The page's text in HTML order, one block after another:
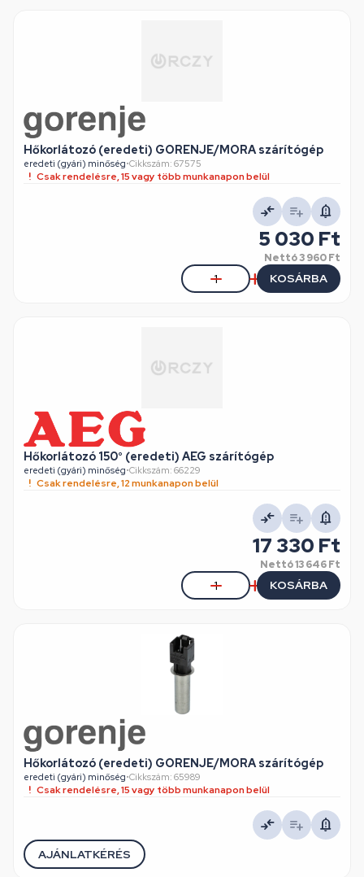
Hőkorlátozó (eredeti) GORENJE/MORA szárítógép
eredeti (gyári) minőség•Cikkszám: 67575
Csak rendelésre, 15 vagy több munkanapon belül
5 030 Ft
Nettó3 960 Ft
KOSÁRBA
Hőkorlátozó 150° (eredeti) AEG szárítógép
eredeti (gyári) minőség•Cikkszám: 66229
Csak rendelésre, 12 munkanapon belül
17 330 Ft
Nettó13 646 Ft
KOSÁRBA
Hőkorlátozó (eredeti) GORENJE/MORA szárítógép
eredeti (gyári) minőség•Cikkszám: 65989
Csak rendelésre, 15 vagy több munkanapon belül
AJÁNLATKÉRÉS